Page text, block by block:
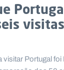
visitas
Portugal foi